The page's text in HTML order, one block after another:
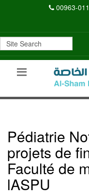
00963-
Pédiatrie
projets de
Faculté de
lASPU